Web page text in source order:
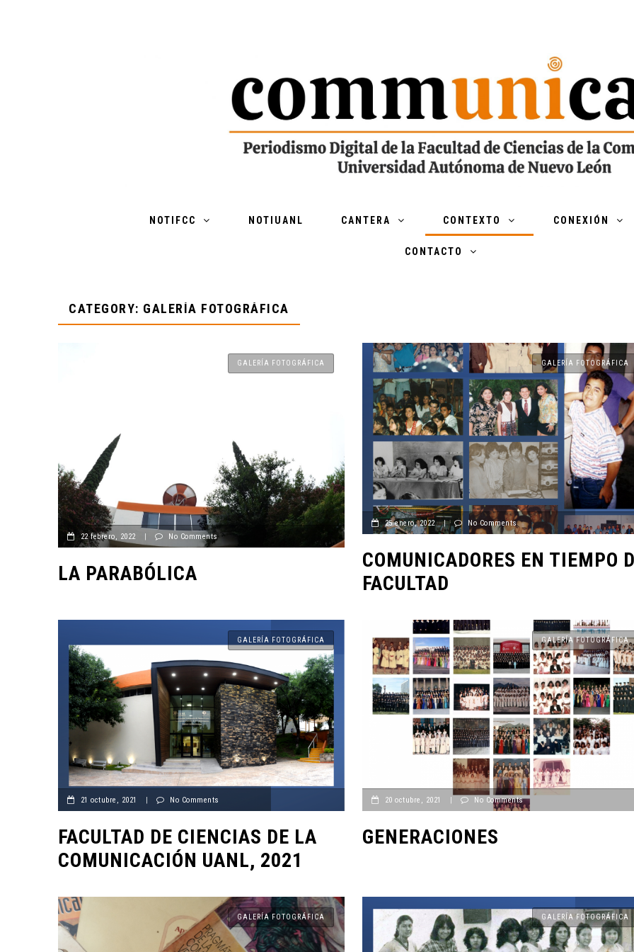
NOTIFCC NOTIUANL CANTERA CONTEXTO CONEXIÓN
CONTACTO
CATEGORY: GALERÍA FOTOGRÁFICA
GALERÍA FOTOGRÁFICA
22 febrero, 2022 No Comments
LA PARABÓLICA
GALERÍA FOTOGRÁFICA
25 enero, 2022 | No Comments
COMUNICADORES EN TIEMPO
FACULTAD
GALERÍA FOTOGRÁFICA
21 octubre, 2021 | No Comments
FACULTAD DE CIENCIAS DE LA
COMUNICACIÓN UANL, 2021
GALERÍA FOTOGRÁFICA
20 octubre, 2021 | No Comments
GENERACIONES
GALERÍA FOTOGRÁFICA GALERÍA FOTOGRÁFICA
CANTERA
ORIGEN Y PROPÓSITO DE
CASA INDI
CANTERA CANTERA
PLENITUD
FELIPE DE